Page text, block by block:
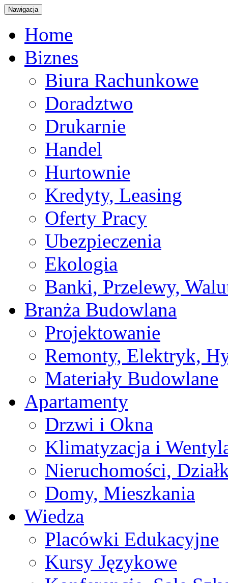
Nawigacja
Home
Biznes
Biura Rachunkowe
Doradztwo
Drukarnie
Handel
Hurtownie
Kredyty, Leasing
Oferty Pracy
Ubezpieczenia
Ekologia
Banki, Przelewy,
Branża Budowlana
Projektowanie
Remonty, Elektryk,
Materiały Budowlane
Apartamenty
Drzwi i Okna
Klimatyzacja i
Nieruchomości,
Domy, Mieszkania
Wiedza
Placówki Edukacyjne
Kursy Językowe